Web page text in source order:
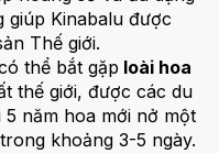
giúp Kinabalu được
Thế giới.
thể bắt gặp loài hoa
thế giới, được các du
năm hoa mới nở một
khoảng 3-5 ngày.